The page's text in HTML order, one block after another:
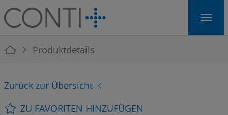
Skip to main navigation
Skip to main content
Skip to page footer
You are here:
Produktdetails
Zurück zur Übersicht
ZU FAVORITEN HINZUFÜGEN